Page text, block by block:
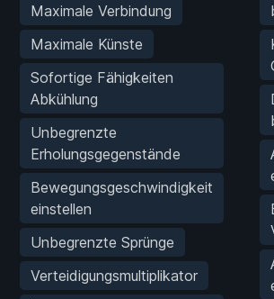
Maximale Verbindung
Maximale Künste
Sofortige Fähigkeiten
Abkühlung
Unbegrenzte
Erholungsgegenstände
Bewegungsgeschwindigkeit
einstellen
Unbegrenzte Sprünge
Verteidigungsmultiplikator